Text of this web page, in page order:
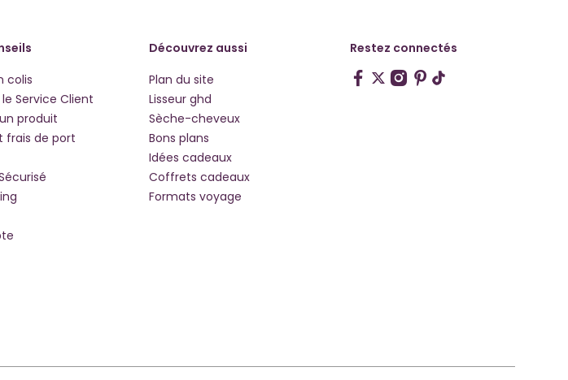
colis
Service Client
produit
frais de port
Découvrez aussi
Plan du site
Lisseur ghd
Sèche-cheveux
Bons plans
Idées cadeaux
Coffrets cadeaux
Formats voyage
Restez connectés